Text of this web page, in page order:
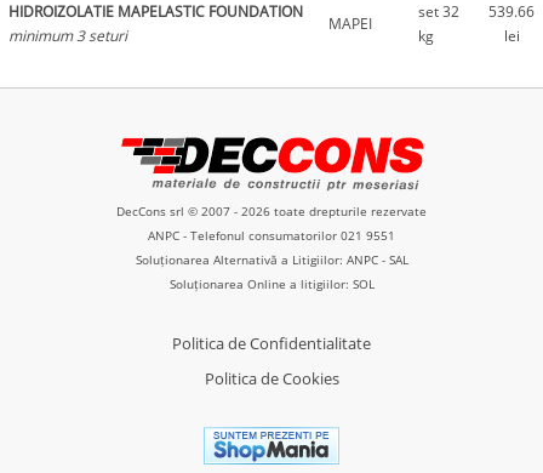
HIDROIZOLATIE MAPELASTIC FOUNDATION
minimum 3 seturi
MAPEI
set 32
kg
539.66
lei
DecCons srl © 2007 - 2026 toate drepturile rezervate
ANPC - Telefonul consumatorilor 021 9551
Soluționarea Alternativă a Litigiilor: ANPC - SAL
Soluționarea Online a litigiilor: SOL
Politica de Confidentialitate
Politica de Cookies